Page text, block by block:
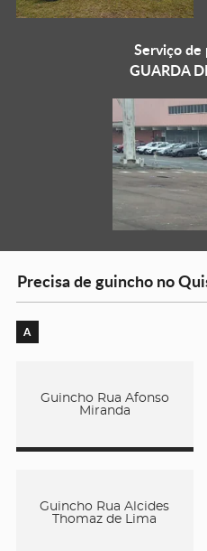
Serviço de
GUARDA
Precisa de guincho no
A
Guincho Rua Afonso
Miranda
Guincho Rua Alcides
Thomaz de Lima